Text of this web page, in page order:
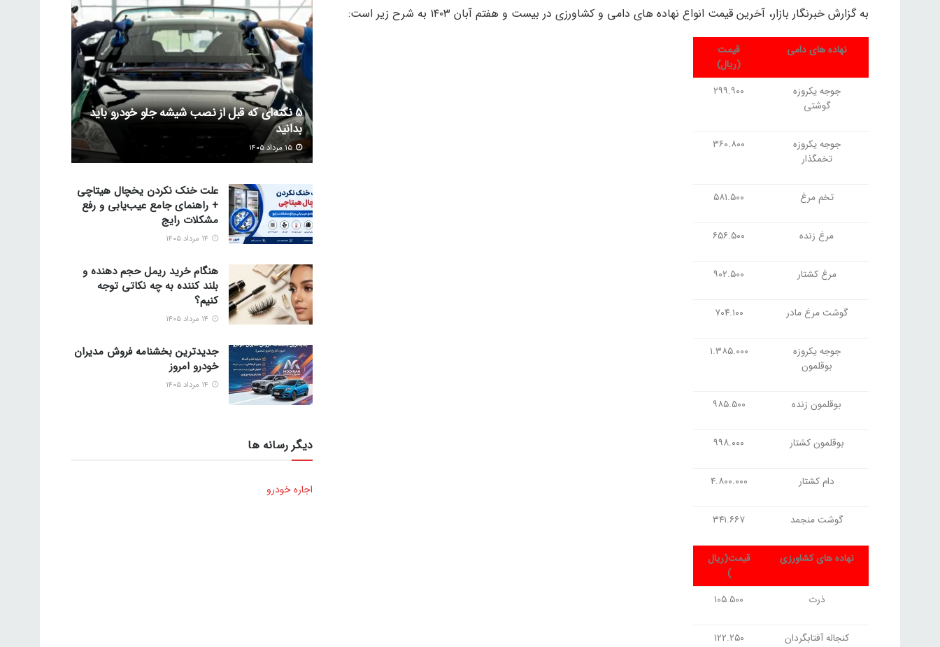
به گزارش خبرنگار بازار، آخرین قیمت انواع نهاده های دامی و کشاورزی در بیست و هفتم آبان ۱۴۰۳ به شرح زیر است:
نهاده های دامی
قیمت
(ریال)
جوجه یکروزه
گوشتی
۲۹۹.۹۰۰
جوجه یکروزه
تخمگذار
۳۶۰.۸۰۰
تخم مرغ ۵۸۱.۵۰۰
مرغ زنده ۶۵۶.۵۰۰
مرغ کشتار ۹۰۲.۵۰۰
گوشت مرغ مادر ۷۰۴.۱۰۰
جوجه یکروزه
بوقلمون
۱.۳۸۵.۰۰۰
بوقلمون زنده ۹۸۵.۵۰۰
بوقلمون کشتار ۹۹۸.۰۰۰
دام کشتار ۴.۸۰۰.۰۰۰
گوشت منجمد ۳۴۱.۶۶۷
نهاده های کشاورزی
قیمت(ریال
)
ذرت
۱۰۵.۵۰۰
کنجاله آفتابگردان ۱۲۲.۲۵۰
5 نکته‌ای که قبل از نصب شیشه جلو خودرو باید
بدانید
۱۵ مرداد ۱۴۰۵
علت خنک نکردن یخچال هیتاچی
+ راهنمای جامع عیب‌یابی و رفع
مشکلات رایج
هنگام خرید ریمل حجم دهنده و
بلند کننده به چه نکاتی توجه
کنیم؟
جدیدترین بخشنامه فروش مدیران
خودرو امروز
دیگر رسانه ها
اجاره خودرو